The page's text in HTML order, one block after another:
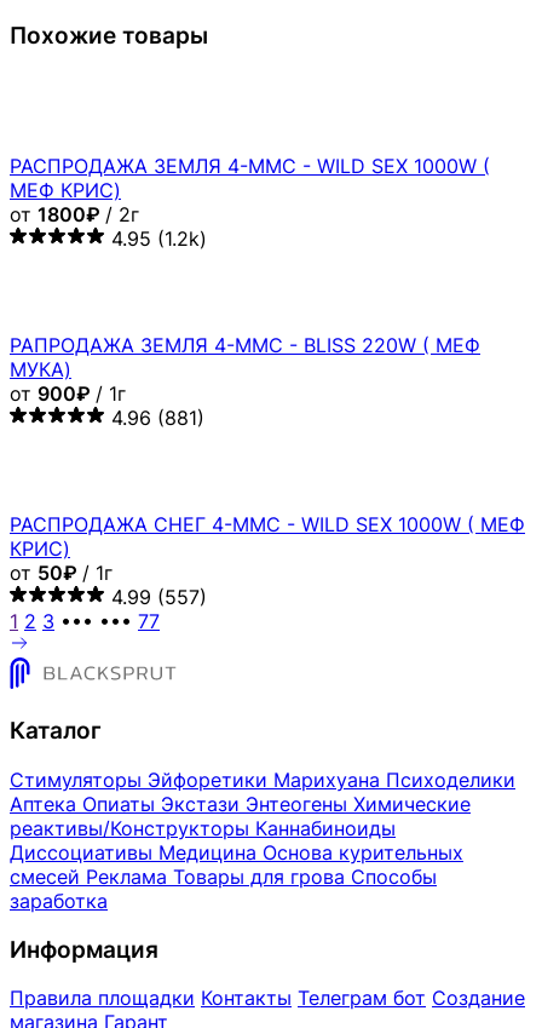
Похожие товары
РАСПРОДАЖА ЗЕМЛЯ 4-MMC - WILD SEX 1000W (
МЕФ КРИС)
от 1800₽ / 2г
4.95 (1.2k)
РАПРОДАЖА ЗЕМЛЯ 4-MMC - BLISS 220W ( МЕФ
МУКА)
от 900₽ / 1г
4.96 (881)
РАСПРОДАЖА СНЕГ 4-MMC - WILD SEX 1000W ( МЕФ
КРИС)
от 50₽ / 1г
4.99 (557)
1 2 3 ••• ••• 77
Каталог
Стимуляторы Эйфоретики Марихуана Психоделики
Аптека Опиаты Экстази Энтеогены Химические
реактивы/Конструкторы Каннабиноиды
Диссоциативы Медицина Основа курительных
смесей Реклама Товары для грова Способы
заработка
Информация
Правила площадки Контакты Телеграм бот Создание
магазина Гарант